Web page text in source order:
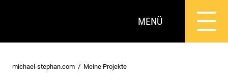
MENÜ
michael-stephan.com Meine Projekte